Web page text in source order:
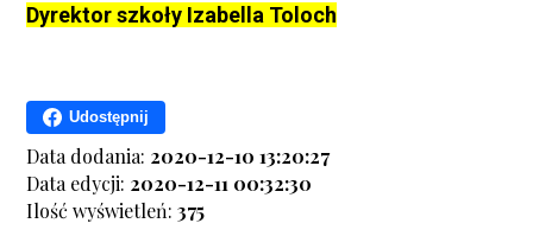
Dyrektor szkoły Izabella Toloch
Udostępnij
Data dodania: 2020-12-10 13:20:27
Data edycji: 2020-12-11 00:32:30
Ilość wyświetleń:375